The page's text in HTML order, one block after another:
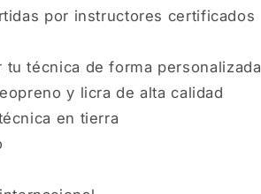
por instructores certificados
tu técnica de forma personalizada
y licra de alta calidad
en tierra